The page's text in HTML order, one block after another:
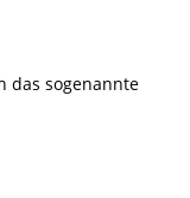
das sogenannte